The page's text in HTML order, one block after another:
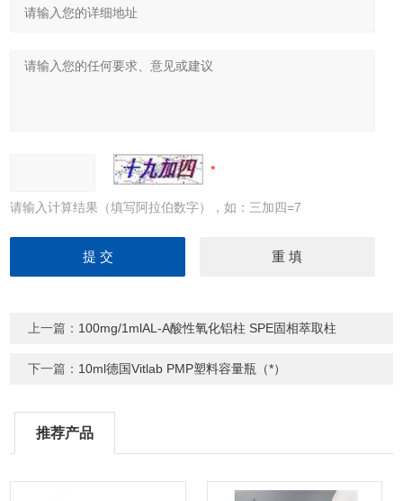
请输入计算结果（填写阿拉伯数字），如：三加四=7
上一篇： 100mg/1mlAL-A酸性氧化铝柱 SPE固相萃取柱
下一篇： 10ml德国Vitlab PMP塑料容量瓶（*）
推荐产品